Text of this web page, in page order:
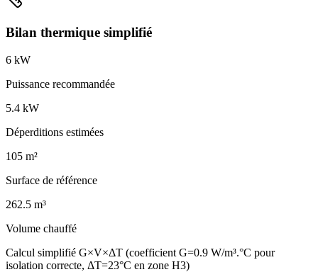
Bilan thermique simplifié
6 kW
Puissance recommandée
5.4 kW
Déperditions estimées
105 m²
Surface de référence
262.5 m³
Volume chauffé
Calcul simplifié G×V×ΔT (coefficient G=0.9 W/m³.°C pour
isolation correcte, ΔT=23°C en zone H3)